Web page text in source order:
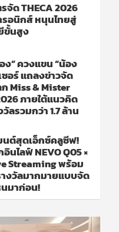
ด THECA 2026
รอนิกส์ หนุนไทยสู่
ขั้นสูง
ง” ควงแขน “น้อง
อร์ แถลงข่าวจัด
Miss & Mister
ภายใต้แนวคิด
ลรวมกว่า 1.7 ล้าน
นต์สุดเอ็กซ์คลูซีฟ!
ไลฟ์ NEVO Q05 ×
Streaming พร้อม
างวัลมากมายแบบจัด
นมาก่อน!